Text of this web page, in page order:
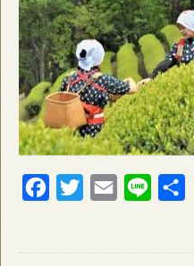
FacebookTwitter Email Line